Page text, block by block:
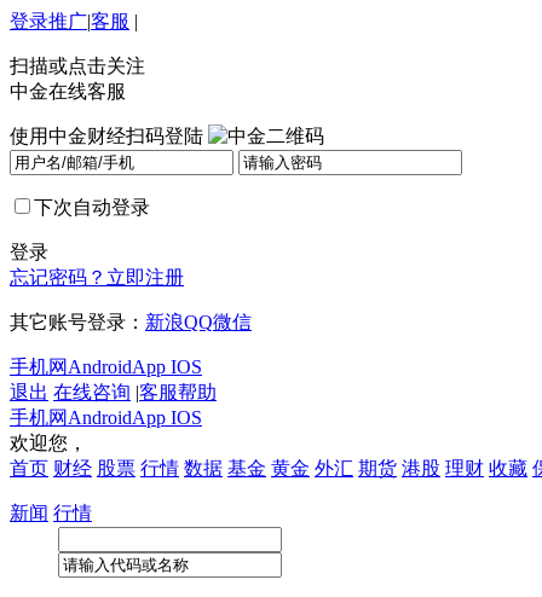
登录推广|客服 |
扫描或点击关注
中金在线客服
使用中金财经扫码登陆
下次自动登录
登录
忘记密码？ 立即注册
其它账号登录： 新浪QQ微信
手机网 AndroidApp IOS
退出 在线咨询 |客服帮助
手机网 AndroidApp IOS
欢迎您，
首页 财经 股票 行情 数据 基金 黄金 外汇 期货 港股 理财 收藏
新闻 行情